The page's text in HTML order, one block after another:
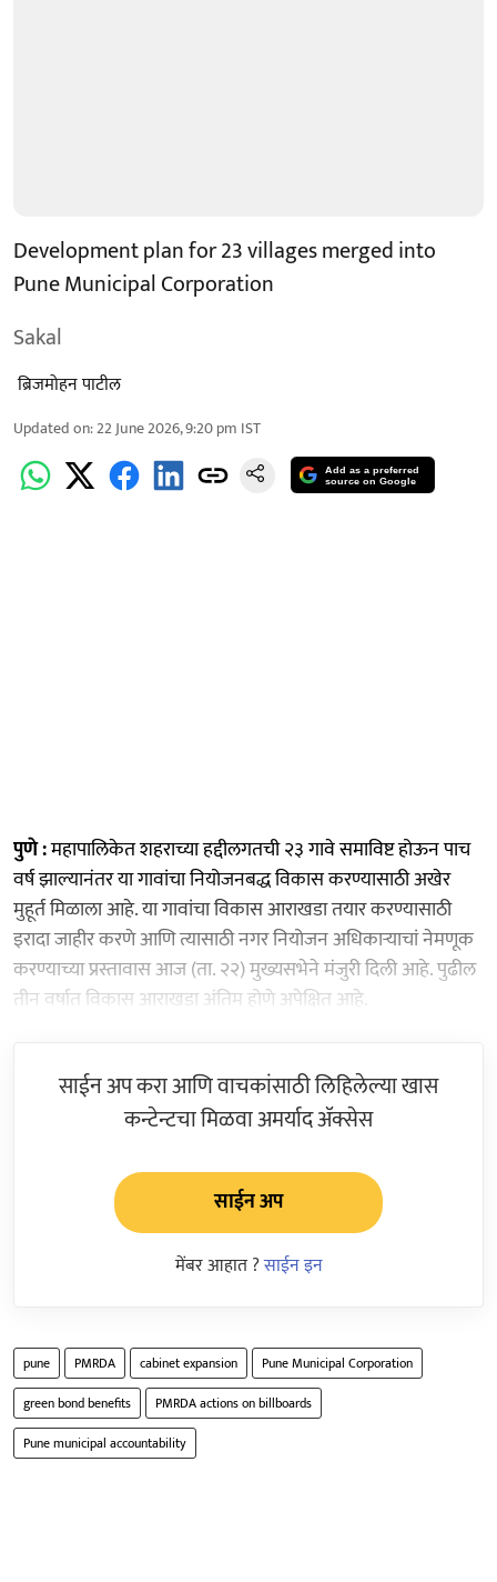
Development plan for 23 villages merged into
Pune Municipal Corporation
Sakal
​ ब्रिजमोहन पाटील
Updated on:22 June 2026, 9:20 pm IST
Add as a preferred
source on Google
पुणे :महापालिकेत शहराच्या हद्दीलगतची २३ गावे समाविष्ट होऊन पाच
वर्ष झाल्यानंतर या गावांचा नियोजनबद्ध विकास करण्यासाठी अखेर
मुहूर्त मिळाला आहे. या गावांचा विकास आराखडा तयार करण्यासाठी
इरादा जाहीर करणे आणि त्यासाठी नगर नियोजन अधिकाऱ्याचां नेमणूक
करण्याच्या प्रस्तावास आज (ता. २२) मुख्यसभेने मंजुरी दिली आहे. पुढील
तीन वर्षात विकास आराखडा अंतिम होणे अपेक्षित आहे.
साईन अप करा आणि वाचकांसाठी लिहिलेल्या खास
कन्टेन्टचा मिळवा अमर्याद ॲक्सेस
साईन अप
मेंबर आहात ?साईन इन
pune PMRDA cabinet expansion
Pune Municipal Corporation
green bond benefits
PMRDA actions on billboards
Pune municipal accountability